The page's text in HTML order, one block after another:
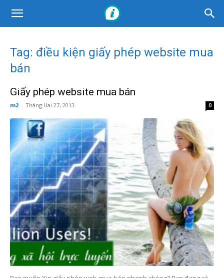
Tag: điều kiện giấy phép website mua
bán
Giấy phép website mua bán
m2 - Tháng Hai 27, 2013 0